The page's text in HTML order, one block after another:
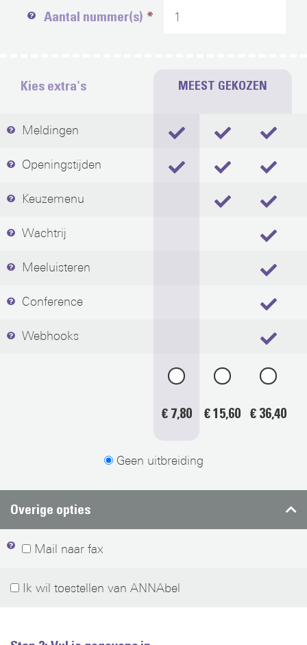
Aantal nummer(s)
Kies extra's
Meldingen
Openingstijden
Keuzemenu
Wachtrij
Meeluisteren
Conference
Webhooks
€ 7,80 € 15,60 € 36,40
Geen uitbreiding
Overige opties
Mail naar fax
Ik wil toestellen van ANNAbel